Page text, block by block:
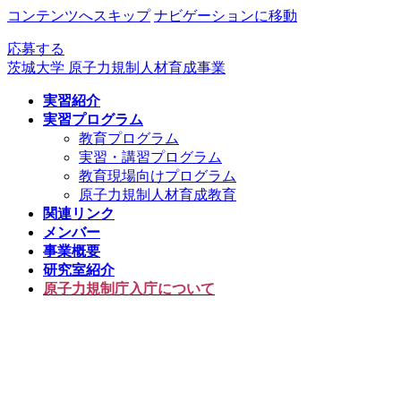
コンテンツへスキップ ナビゲーションに移動
応募する
茨城大学 原子力規制人材育成事業
実習紹介
実習プログラム
教育プログラム
実習・講習プログラム
教育現場向けプログラム
原子力規制人材育成教育
関連リンク
メンバー
事業概要
研究室紹介
原子力規制庁入庁について